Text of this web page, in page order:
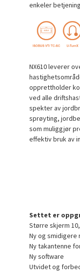
enkeler
NX610 leverer
opprettholder
ved alle
spekter av
sprøyting,
som muliggjør
effektiv bruk av
Settet er
Større skjerm
Ny og
Ny takantenne
Ny software
Utvidet og